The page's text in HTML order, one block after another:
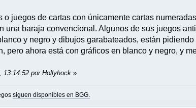
o juegos de cartas con únicamente cartas
una baraja convencional. Algunos de sus juegos
y negro y dibujos garabateados, están
pero ahora está con gráficos en blanco y negro, y
13:14:52 por Hollyhock »
siguen disponibles en BGG.